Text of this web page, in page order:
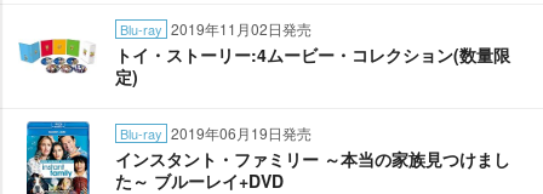
Blu-ray 2019年11月02日発売
トイ・ストーリー:4ムービー・コレクション(数量限
定)
Blu-ray 2019年06月19日発売
インスタント・ファミリー ～本当の家族見つけまし
た～ ブルーレイ+DVD